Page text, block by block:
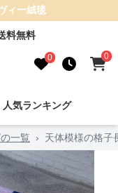
ィー絨毯
料無料
0 0
人気ランキング
一覧 › 天体模様の格子